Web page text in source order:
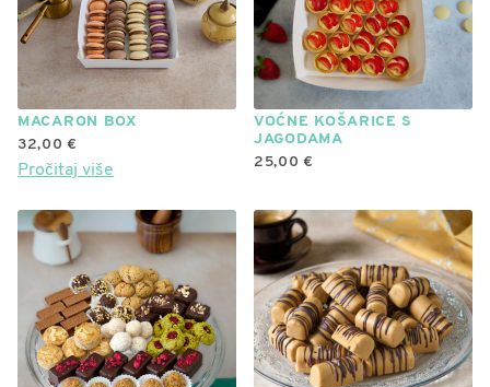
MACARON BOX
32,00€
Pročitaj više
VOĆNE KOŠARICE S
JAGODAMA
25,00€
proizvod
ima
više
varijanti.
Opcije
se
mogu